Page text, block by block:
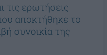
τις ερωτήσεις
αποκτήθηκε το
συνοικία της